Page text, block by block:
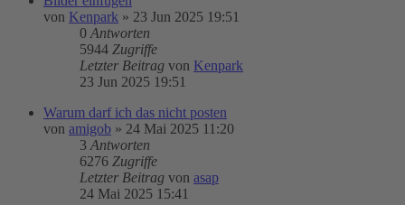
von Kenpark » 23 Jun 2025 19:51
0 Antworten
5944 Zugriffe
Letzter Beitrag von Kenpark
23 Jun 2025 19:51
Warum darf ich das nicht posten
von amigob » 24 Mai 2025 11:20
3 Antworten
6276 Zugriffe
Letzter Beitrag von asap
24 Mai 2025 15:41